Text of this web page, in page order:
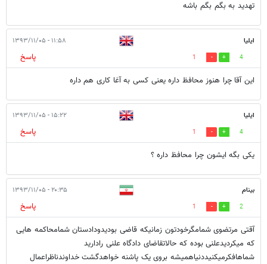
تهدید به بگم بگم باشه
ایلیا ۱۱:۵۸ - ۱۳۹۳/۱۱/۰۵
4
1
پاسخ
این آقا چرا هنوز محافظ داره یعنی کسی به آغا کاری هم داره
ایلیا ۱۵:۲۲ - ۱۳۹۳/۱۱/۰۵
4
1
پاسخ
یکی بگه ایشون چرا محافظ داره ؟
بینام ۲۰:۳۵ - ۱۳۹۳/۱۱/۰۵
2
1
پاسخ
آقتی مرتضوی شمامگرخودتون زمانیکه قاضی بودیدودادستان شمامحاکمه هایی
که میکردیدعلنی بوده که حالاتقاضای دادگاه علنی رادارید
شماهافکرمیکنیددنیاهمیشه بروی یک پاشنه خواهدگشت خداوندناظراعمال